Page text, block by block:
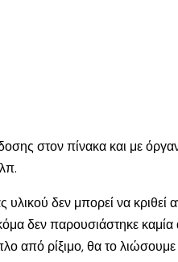
στον πίνακα και με
δεν μπορεί να κριθεί
δεν παρουσιάστηκε
από ρίξιμο, θα το